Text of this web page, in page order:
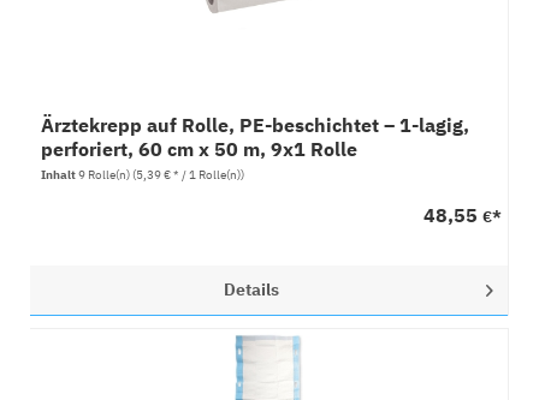
Ärztekrepp auf Rolle, PE-beschichtet – 1-lagig,
perforiert, 60 cm x 50 m, 9x1 Rolle
Inhalt9 Rolle(n)(5,39 € * / 1 Rolle(n))
48,55 €*
Details